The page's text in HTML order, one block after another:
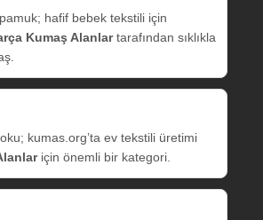
hafif bebek tekstili için
Kumaş Alanlartarafından sıklıkla
kumas.org’ta ev tekstili üretimi
için önemli bir kategori.